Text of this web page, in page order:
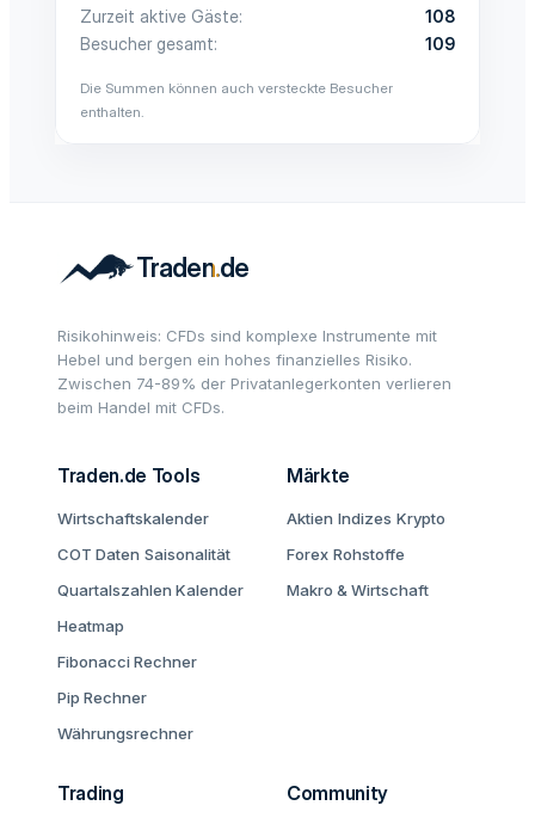
Zurzeit aktive Gäste
108
Besucher gesamt
109
Die Summen können auch versteckte Besucher
enthalten.
Risikohinweis: CFDs sind komplexe Instrumente mit
Hebel und bergen ein hohes finanzielles Risiko.
Zwischen 74-89% der Privatanlegerkonten verlieren
beim Handel mit CFDs.
Traden.de Tools
Wirtschaftskalender
COT Daten Saisonalität
Quartalszahlen Kalender
Heatmap
Fibonacci Rechner
Pip Rechner
Währungsrechner
Märkte
Aktien Indizes Krypto
Forex Rohstoffe
Makro & Wirtschaft
Trading Community